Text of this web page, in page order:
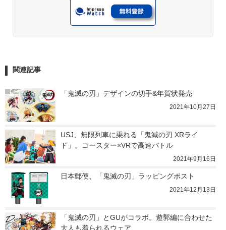
関連記事
「鬼滅の刃」デザインの切手&年賀状発売
2021年10月27日
USJ、無限列車に乗れる「鬼滅の刃 XRライ
ド」。コースター×VRで高速バトル
2021年9月16日
日本郵便、「鬼滅の刃」ラッピングポスト
2021年12月13日
「鬼滅の刃」とGUがコラボ。遊郭編に合わせた
大人も着られるウェア